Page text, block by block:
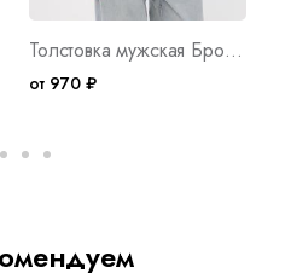
Толстовка мужская Бронд Г WB Арт. 10622
от 970 ₽